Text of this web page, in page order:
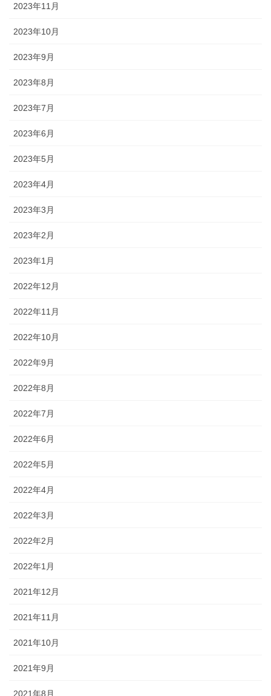
2023年11月
2023年10月
2023年9月
2023年8月
2023年7月
2023年6月
2023年5月
2023年4月
2023年3月
2023年2月
2023年1月
2022年12月
2022年11月
2022年10月
2022年9月
2022年8月
2022年7月
2022年6月
2022年5月
2022年4月
2022年3月
2022年2月
2022年1月
2021年12月
2021年11月
2021年10月
2021年9月
2021年8月